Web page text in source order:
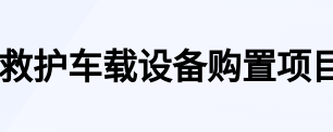
护车载设备购置项